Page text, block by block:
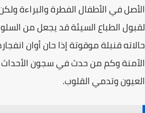
الأصل في الأطفال الفطرة والبراءة
لقبول الطباع السيئة قد يجعل من
حالاته قنبلة موقوتة إذا حان أوان
الآمنة وكم من حدث في سجون
العيون وتدمي القلوب.